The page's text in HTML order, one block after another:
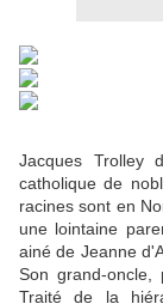
Jacques Trolley
catholique de
racines sont en
une lointaine
ainé de Jeanne
Son grand-
Traité de la